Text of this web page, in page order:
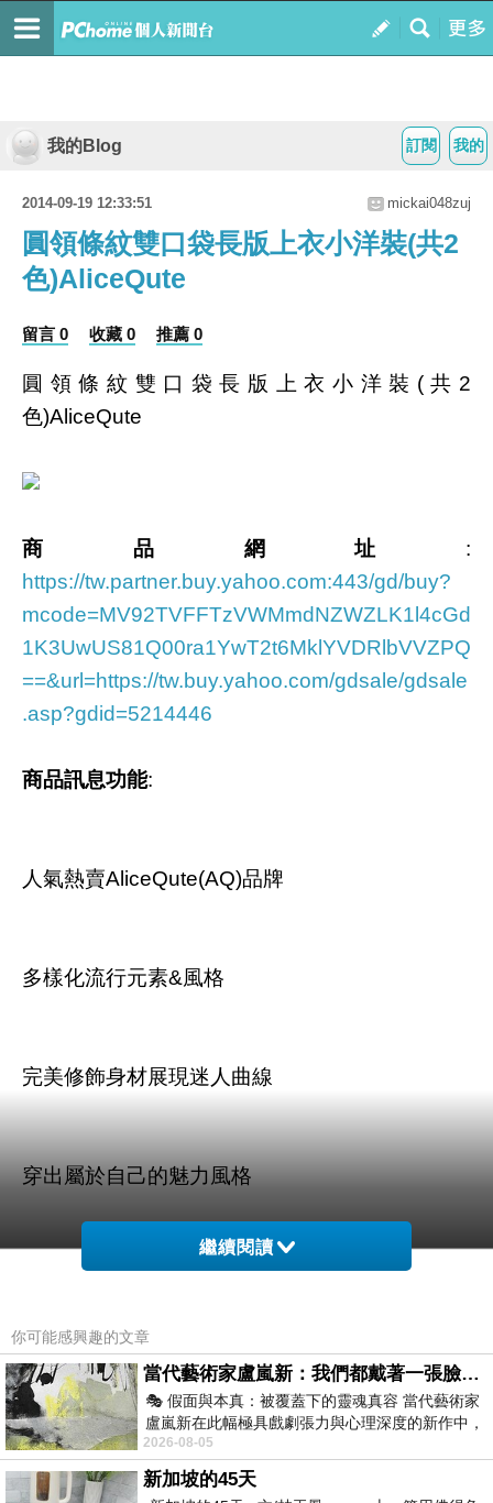
我的
訂閱
我的Blog
2014-09-19 12:33:51 mickai048zuj
圓領條紋雙口袋長版上衣小洋裝(共2
色)AliceQute
留言 0 收藏 0 推薦 0
圓領條紋雙口袋長版上衣小洋裝(共2
色)AliceQute
商品網址 :
https://tw.partner.buy.yahoo.com:443/gd/buy?
mcode=MV92TVFFTzVWMmdNZWZLK1l4cGd
1K3UwUS81Q00ra1YwT2t6MklYVDRlbVVZPQ
==&url=https://tw.buy.yahoo.com/gdsale/gdsale
.asp?gdid=5214446
商品訊息功能:
人氣熱賣AliceQute(AQ)品牌
多樣化流行元素&風格
完美修飾身材展現迷人曲線
穿出屬於自己的魅力風格
商品訊息描述:
【Alice Qute】〈CCSA0156〉圓領條紋雙口袋
繼續閱讀
你可能感興趣的文章
當代藝術家盧嵐新：我們都戴著一張臉，可真正的自己，總藏在那些被塗抹、被覆蓋的痕跡裡
🎭 假面與本真：被覆蓋下的靈魂真容 當代藝術家
盧嵐新在此幅極具戲劇張力與心理深度的新作中，
運用質感豐富的紙材肌理、墨痕與大膽的
2026-08-05
新加坡的45天